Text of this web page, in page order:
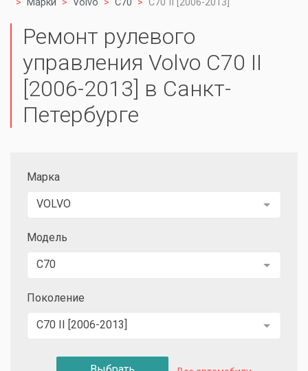
Марки
Volvo C70 C70 II [2006-2013]
Ремонт рулевого
управления Volvo C70 II
[2006-2013] в Санкт-
Петербурге
Марка
VOLVO
Модель
C70
Поколение
C70 II [2006-2013]